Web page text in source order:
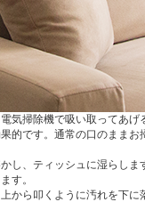
気掃除機で吸い取ってあ
的です。通常の口のまま
、ティッシュに湿らしま
す。
ら叩くように汚れを下に